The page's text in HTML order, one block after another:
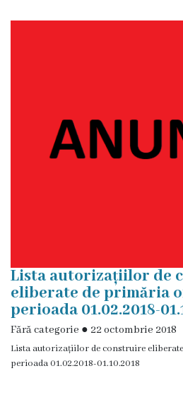
strigare
Transparența
Rapoarte
privind
asigurarea
transparenței
în
Lista autorizațiilor de
eliberate de primăria
perioada 01.02.2018-
Fără categorie ● 22 octombrie 2018
Lista autorizațiilor de construire
perioada 01.02.2018-01.10.2018